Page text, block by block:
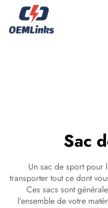
Sac
Un sac de sport pour
transporter tout ce dont
Ces sacs sont
l’ensemble de votre